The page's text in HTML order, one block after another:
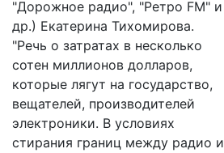
"Дорожное радио", "Ретро FM" и
др.) Екатерина Тихомирова.
"Речь о затратах в несколько
сотен миллионов долларов,
которые лягут на государство,
вещателей, производителей
электроники. В условиях
стирания границ между радио и